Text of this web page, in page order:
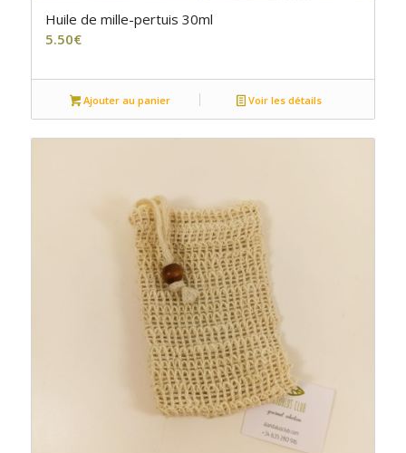
Huile de mille-pertuis 30ml
5.50€
Ajouter au panier Voir les détails